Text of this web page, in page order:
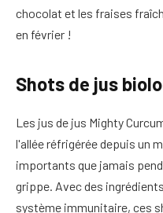
chocolat et les fraises
en février !
Shots de jus
Les jus de jus Mighty
l'allée réfrigérée depuis un
importants que jamais
grippe. Avec des
système immunitaire, ces